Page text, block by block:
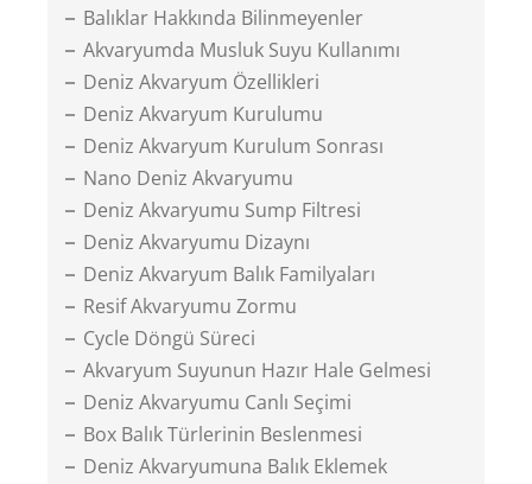
Balıklar Hakkında Bilinmeyenler
Akvaryumda Musluk Suyu Kullanımı
Deniz Akvaryum Özellikleri
Deniz Akvaryum Kurulumu
Deniz Akvaryum Kurulum Sonrası
Nano Deniz Akvaryumu
Deniz Akvaryumu Sump Filtresi
Deniz Akvaryumu Dizaynı
Deniz Akvaryum Balık Familyaları
Resif Akvaryumu Zormu
Cycle Döngü Süreci
Akvaryum Suyunun Hazır Hale Gelmesi
Deniz Akvaryumu Canlı Seçimi
Box Balık Türlerinin Beslenmesi
Deniz Akvaryumuna Balık Eklemek